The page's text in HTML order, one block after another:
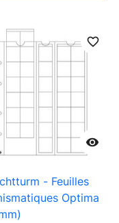

favorite_border
- Feuilles
Optima